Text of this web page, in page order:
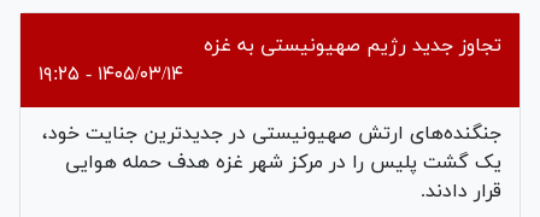
تجاوز جدید رژیم صهیونیستی به غزه
۱۴۰۵/۰۳/۱۴ - ۱۹:۲۵
جنگنده‌های ارتش صهیونیستی در جدیدترین جنایت خود،
یک گشت پلیس را در مرکز شهر غزه هدف حمله هوایی
قرار دادند.